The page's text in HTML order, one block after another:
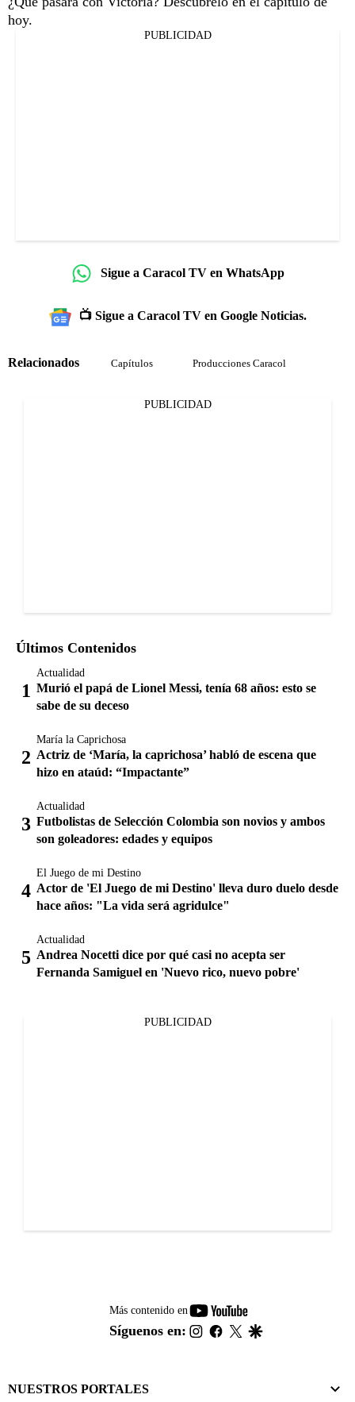
hoy.
PUBLICIDAD
Sigue a Caracol TV en WhatsApp
📺 Sigue a Caracol TV en Google Noticias.
Relacionados Capítulos Producciones Caracol
PUBLICIDAD
Últimos Contenidos
Actualidad
Murió el papá de Lionel Messi, tenía 68 años: esto se
sabe de su deceso
María la Caprichosa
Actriz de ‘María, la caprichosa’ habló de escena que
hizo en ataúd: “Impactante”
Actualidad
Futbolistas de Selección Colombia son novios y ambos
son goleadores: edades y equipos
El Juego de mi Destino
Actor de 'El Juego de mi Destino' lleva duro duelo desde
hace años: "La vida será agridulce"
Actualidad
Andrea Nocetti dice por qué casi no acepta ser
Fernanda Samiguel en 'Nuevo rico, nuevo pobre'
PUBLICIDAD
Más contenido en
youtube-
footer
Síguenos en: instagram
facebook
twitter
NUESTROS PORTALES